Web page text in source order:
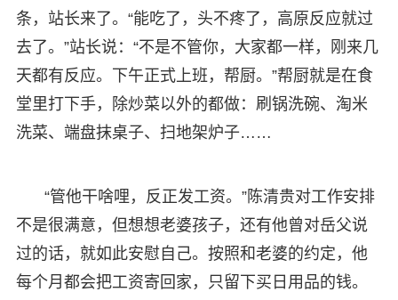
条，站长来了。“能吃了，头不疼了，高原反应就过
去了。”站长说：“不是不管你，大家都一样，刚来几
天都有反应。下午正式上班，帮厨。”帮厨就是在食
堂里打下手，除炒菜以外的都做：刷锅洗碗、淘米
洗菜、端盘抹桌子、扫地架炉子……
“管他干啥哩，反正发工资。”陈清贵对工作安排
不是很满意，但想想老婆孩子，还有他曾对岳父说
过的话，就如此安慰自己。按照和老婆的约定，他
每个月都会把工资寄回家，只留下买日用品的钱。